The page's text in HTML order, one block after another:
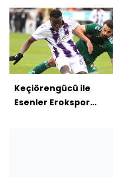
Keçiörengücü ile
Esenler Erokspor